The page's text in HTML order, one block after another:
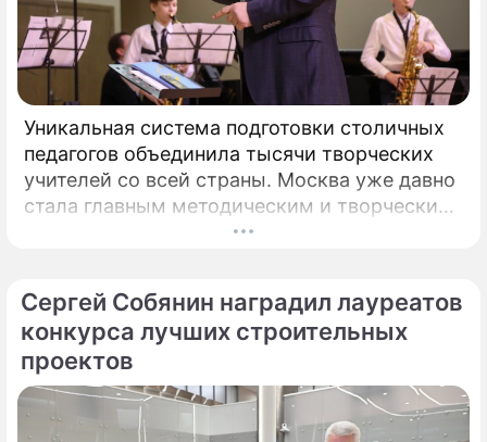
Стала известна причина ухода
Арнтгольц из телепрограммы "Жди
меня"
Уникальная система подготовки столичных
педагогов объединила тысячи творческих
учителей со всей страны. Москва уже давно
стала главным методическим и творческим
центром России, где рождаются самые
Сергей Собянин наградил лауреатов
конкурса лучших строительных
проектов